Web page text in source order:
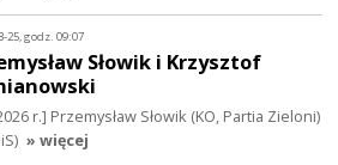
25, godz. 09:07
Słowik i Krzysztof
r.] Przemysław Słowik (KO, Partia Zieloni)
» więcej